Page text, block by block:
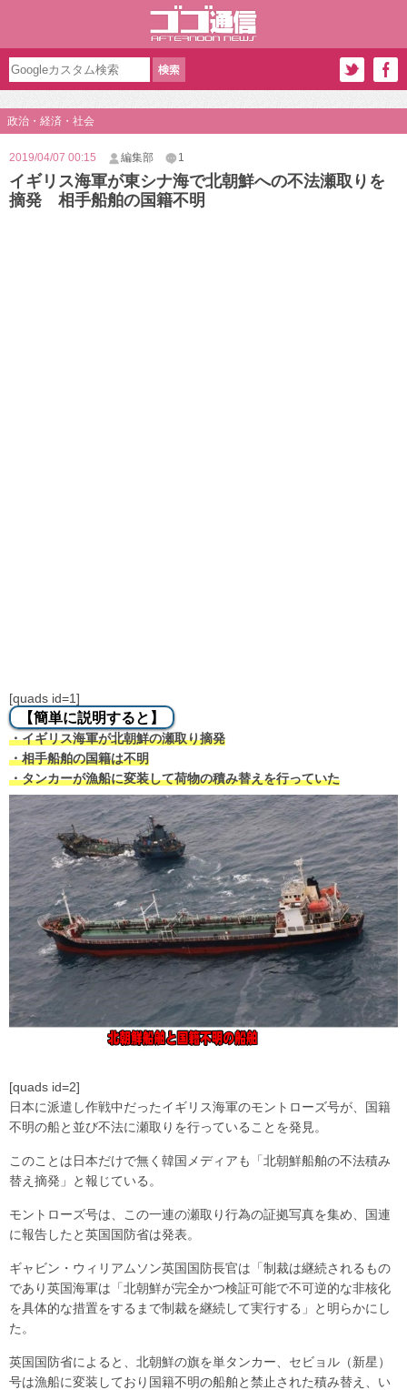
政治・経済・社会
2019/04/07 00:15 編集部 1
イギリス海軍が東シナ海で北朝鮮への不法瀬取りを
摘発 相手船舶の国籍不明
[quads id=1]
【簡単に説明すると】
・イギリス海軍が北朝鮮の瀬取り摘発
・相手船舶の国籍は不明
・タンカーが漁船に変装して荷物の積み替えを行っていた
[quads id=2]
日本に派遣し作戦中だったイギリス海軍のモントローズ号が、国籍
不明の船と並び不法に瀬取りを行っていることを発見。
このことは日本だけで無く韓国メディアも「北朝鮮船舶の不法積み
替え摘発」と報じている。
モントローズ号は、この一連の瀬取り行為の証拠写真を集め、国連
に報告したと英国国防省は発表。
ギャビン・ウィリアムソン英国国防長官は「制裁は継続されるもの
であり英国海軍は「北朝鮮が完全かつ検証可能で不可逆的な非核化
を具体的な措置をするまで制裁を継続して実行する」と明らかにし
た。
英国国防省によると、北朝鮮の旗を単タンカー、セビョル（新星）
号は漁船に変装しており国籍不明の船舶と禁止された積み替え、い